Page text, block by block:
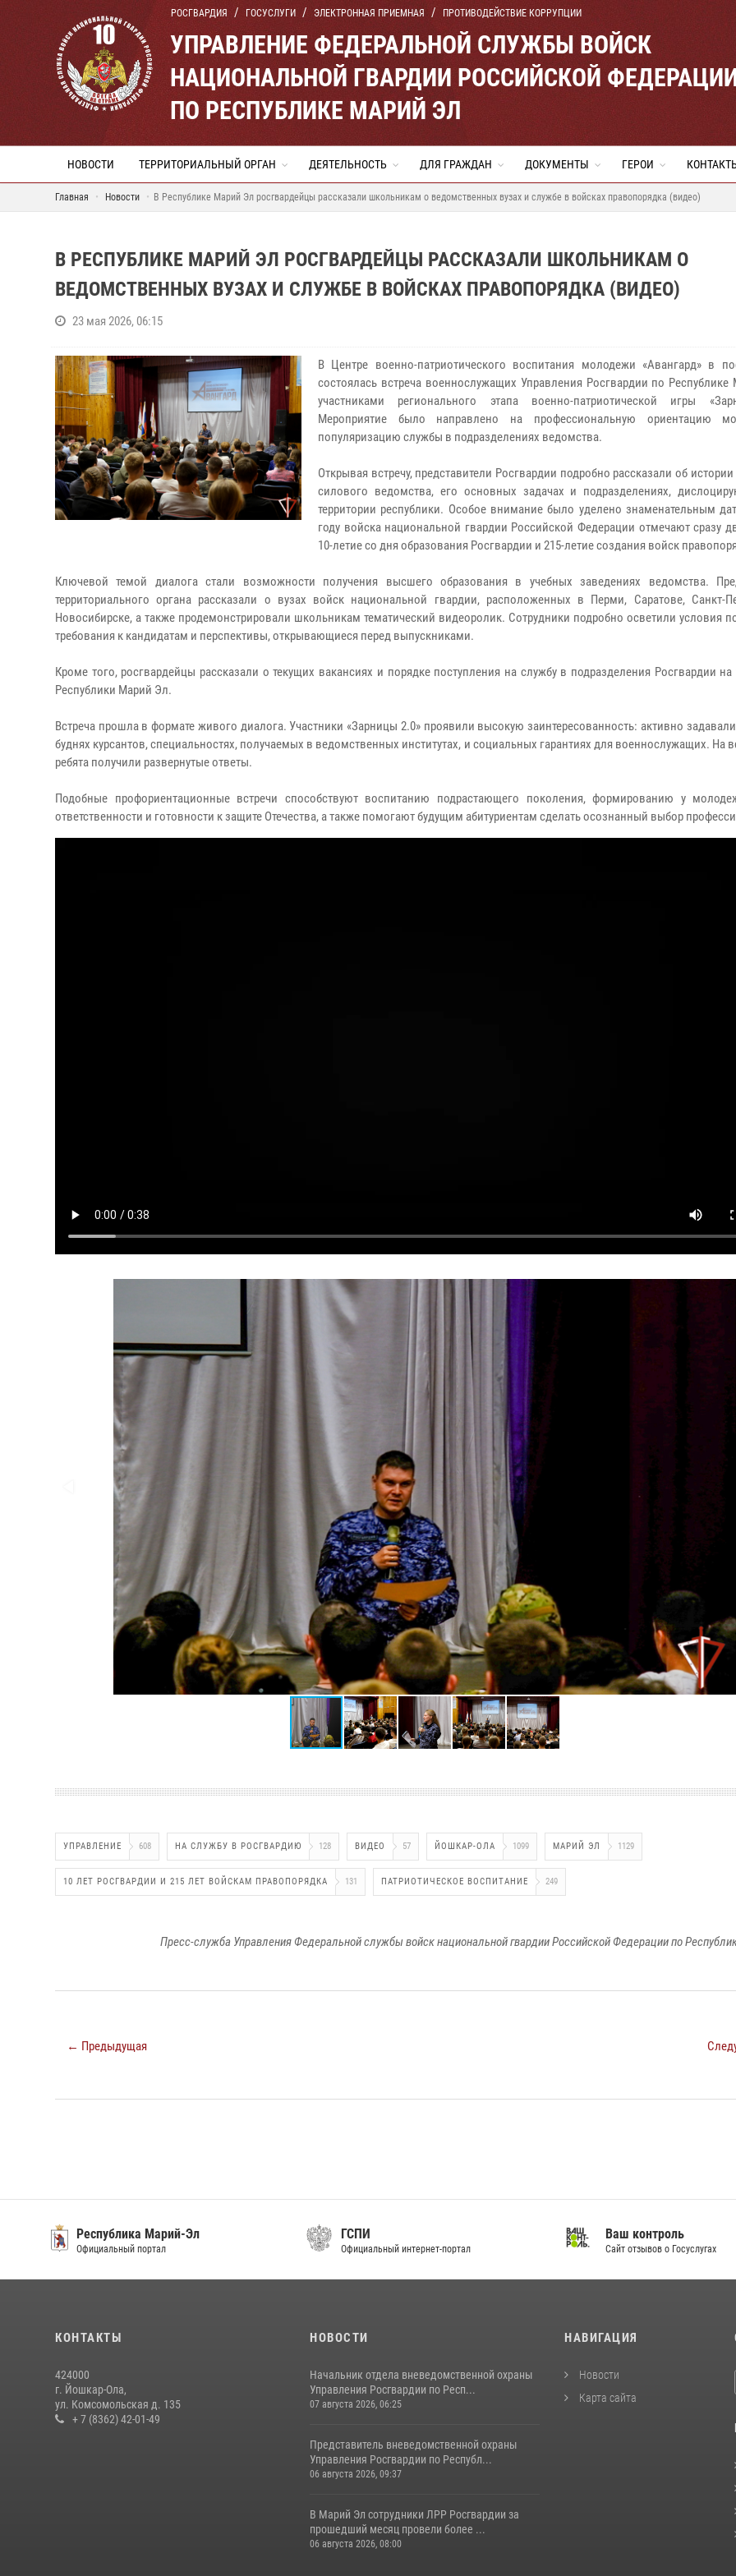
РОСГВАРДИЯ ГОСУСЛУГИ ЭЛЕКТРОННАЯ ПРИЕМНАЯ ПРОТИВОДЕЙСТВИЕ КОРРУПЦИИ
УПРАВЛЕНИЕ ФЕДЕРАЛЬНОЙ СЛУЖБЫ ВОЙСК
НАЦИОНАЛЬНОЙ ГВАРДИИ РОССИЙСКОЙ
ПО РЕСПУБЛИКЕ МАРИЙ ЭЛ
НОВОСТИ ТЕРРИТОРИАЛЬНЫЙ ОРГАН ДЕЯТЕЛЬНОСТЬ ДЛЯ ГРАЖДАН ДОКУМЕНТЫ ГЕРОИ
Главная Новости В Республике Марий Эл росгвардейцы рассказали школьникам о ведомственных вузах и службе в войсках правопорядка (видео)
В РЕСПУБЛИКЕ МАРИЙ ЭЛ РОСГВАРДЕЙЦЫ РАССКАЗАЛИ ШКОЛЬНИКАМ О
ВЕДОМСТВЕННЫХ ВУЗАХ И СЛУЖБЕ В ВОЙСКАХ ПРАВОПОРЯДКА (ВИДЕО)
23 мая 2026, 06:15
В Центре военно-патриотического воспитания молодежи «Авангард» в
состоялась встреча военнослужащих Управления Росгвардии по
участниками регионального этапа военно-патриотической игры
Мероприятие было направлено на профессиональную ориентацию
популяризацию службы в подразделениях ведомства.
Открывая встречу, представители Росгвардии подробно рассказали об истории
силового ведомства, его основных задачах и подразделениях,
территории республики. Особое внимание было уделено знаменательным
году войска национальной гвардии Российской Федерации отмечают сразу
10-летие со дня образования Росгвардии и 215-летие создания войск
Ключевой темой диалога стали возможности получения высшего образования в учебных заведениях ведомства.
территориального органа рассказали о вузах войск национальной гвардии, расположенных в Перми, Саратове, Санкт-
Новосибирске, а также продемонстрировали школьникам тематический видеоролик. Сотрудники подробно осветили условия
требования к кандидатам и перспективы, открывающиеся перед выпускниками.
Кроме того, росгвардейцы рассказали о текущих вакансиях и порядке поступления на службу в подразделения Росгвардии на
Республики Марий Эл.
Встреча прошла в формате живого диалога. Участники «Зарницы 2.0» проявили высокую заинтересованность: активно
буднях курсантов, специальностях, получаемых в ведомственных институтах, и социальных гарантиях для военнослужащих. На
ребята получили развернутые ответы.
Подобные профориентационные встречи способствуют воспитанию подрастающего поколения, формированию у
ответственности и готовности к защите Отечества, а также помогают будущим абитуриентам сделать осознанный выбор
УПРАВЛЕНИЕ 608 НА СЛУЖБУ В РОСГВАРДИЮ 128 ВИДЕО 57 ЙОШКАР-ОЛА 1099 МАРИЙ ЭЛ 1129
10 ЛЕТ РОСГВАРДИИ И 215 ЛЕТ ВОЙСКАМ ПРАВОПОРЯДКА 131 ПАТРИОТИЧЕСКОЕ ВОСПИТАНИЕ 249
Пресс-служба Управления Федеральной службы войск национальной гвардии Российской Федерации по
← Предыдущая
Республика Марий-Эл
Официальный портал
ГСПИ
Официальный интернет-портал
Ваш контроль
Сайт отзывов о Госуслугах
КОНТАКТЫ
424000
г. Йошкар-Ола,
ул. Комсомольская д. 135
+ 7 (8362) 42-01-49
НОВОСТИ
Начальник отдела вневедомственной охраны
Управления Росгвардии по Респ...
07 августа 2026, 06:25
Представитель вневедомственной охраны
Управления Росгвардии по Республ...
06 августа 2026, 09:37
В Марий Эл сотрудники ЛРР Росгвардии за
прошедший месяц провели более ...
06 августа 2026, 08:00
НАВИГАЦИЯ
Новости
Карта сайта